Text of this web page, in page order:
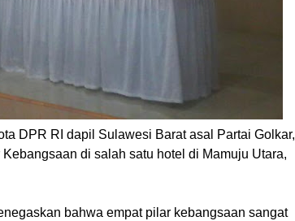
DPR RI dapil Sulawesi Barat asal Partai Golkar,
di salah satu hotel di Mamuju Utara,
bahwa empat pilar kebangsaan sangat